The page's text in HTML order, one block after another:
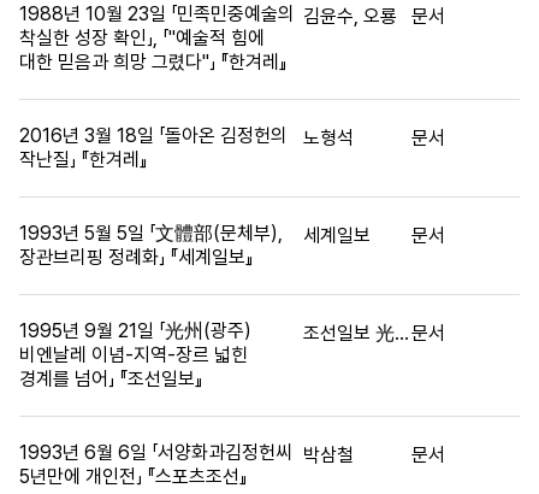
1988년 10월 23일 「민족민중예술의
착실한 성장 확인」, 「"예술적 힘에
대한 믿음과 희망 그렸다"」 『한겨레』
김윤수, 오룡 문서
2016년 3월 18일 「돌아온 김정헌의
작난질」 『한겨레』
노형석 문서
1993년 5월 5일 「文體部(문체부),
장관브리핑 정례화」 『세계일보』
세계일보 문서
1995년 9월 21일 「光州(광주)
비엔날레 이념-지역-장르 넓힌
경계를 넘어」 『조선일보』
조선일보 光州(광주)=특별취재반문서
1993년 6월 6일 「서양화과김정헌씨
5년만에 개인전」 『스포츠조선』
박삼철 문서